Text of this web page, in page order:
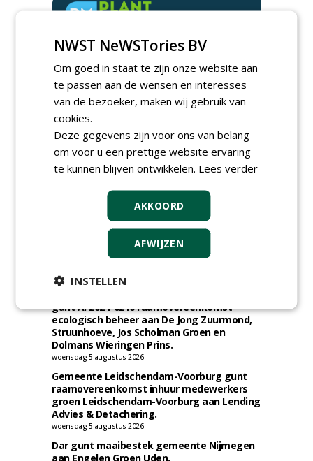
TENDERS
maaibestek watergangen 2026-2027 aan
Verhart Groen en Jaro.
vrijdag 7 augustus 2026
Irado gunt schoffelwerkzaamheden onder
verzwaarde omstandigheden aan
Bodegraven Flex.
woensdag 5 augustus 2026
gunt AI 2024-0210 raamovereenkomst
ecologisch beheer aan De Jong Zuurmond,
Struunhoeve, Jos Scholman Groen en
Dolmans Wieringen Prins.
woensdag 5 augustus 2026
Gemeente Leidschendam-Voorburg gunt
raamovereenkomst inhuur medewerkers
groen Leidschendam-Voorburg aan Lending
Advies & Detachering.
woensdag 5 augustus 2026
Dar gunt maaibestek gemeente Nijmegen
aan Engelen Groen Uden.
NWST NeWSTories BV
Om goed in staat te zijn onze website aan
te passen aan de wensen en interesses
van de bezoeker, maken wij gebruik van
cookies.
Deze gegevens zijn voor ons van belang
om voor u een prettige website ervaring
te kunnen blijven ontwikkelen. Lees verder
AKKOORD
AFWIJZEN
INSTELLEN